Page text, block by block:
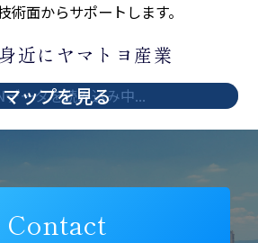
術面からサポートします。
近にヤマトヨ産業
マップを見る
データを読み込み中...
Contact